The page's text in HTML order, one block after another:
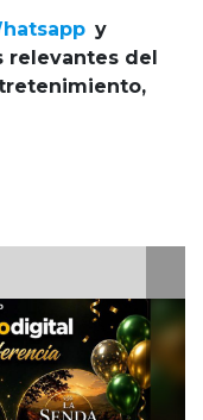
y
relevantes del